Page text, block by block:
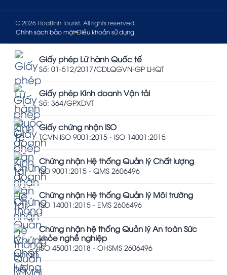
© 2026 HoaBinh Tourist. All rights reserved.
Chính sách bảo mật Điều khoản sử dụng
Giấy phép Lữ hành Quốc tế
Số: 01-512/2017/CDLQGVN-GP LHQT
Giấy phép Kinh doanh Vận tải
Số: 364/GPXDVT
Giấy chứng nhận ISO
TCVN ISO 9001:2015 - ISO 14001:2015
Chứng nhận Hệ thống Quản lý Chất lượng
ISO 9001:2015 - QMS 2606496
Chứng nhận Hệ thống Quản lý Môi trường
ISO 14001:2015 - EMS 2606496
Chứng nhận hệ thống Quản lý An toàn Sức
khỏe nghề nghiệp
ISO 45001:2018 - OHSMS 2606496